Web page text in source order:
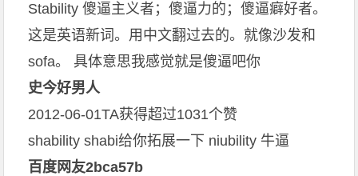
Stability 傻逼主义者；傻逼力的；傻逼癖好者。
这是英语新词。用中文翻过去的。就像沙发和
sofa。 具体意思我感觉就是傻逼吧你
史今好男人
2012-06-01TA获得超过1031个赞
shability shabi给你拓展一下 niubility 牛逼
百度网友2bca57b